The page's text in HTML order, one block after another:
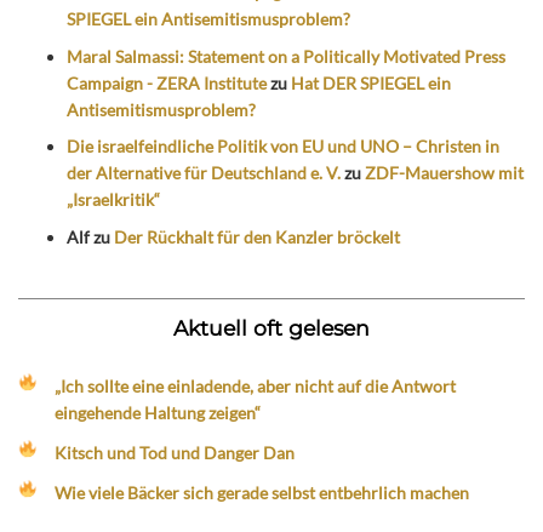
SPIEGEL ein Antisemitismusproblem?
Maral Salmassi: Statement on a Politically Motivated Press
Campaign - ZERA Institutezu Hat DER SPIEGEL ein
Antisemitismusproblem?
Die israelfeindliche Politik von EU und UNO – Christen in
der Alternative für Deutschland e. V.zuZDF-Mauershow mit
„Israelkritik“
Alfzu Der Rückhalt für den Kanzler bröckelt
Aktuell oft gelesen
„Ich sollte eine einladende, aber nicht auf die Antwort
eingehende Haltung zeigen“
Kitsch und Tod und Danger Dan
Wie viele Bäcker sich gerade selbst entbehrlich machen